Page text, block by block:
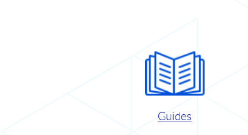
Guides